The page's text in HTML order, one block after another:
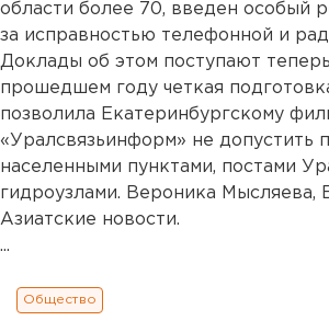
области более 70, введен особый
за исправностью телефонной и
Доклады об этом поступают
прошедшем году четкая
позволила Екатеринбургскому
«Уралсвязьинформ» не допустить
населенными пунктами, постами
гидроузлами. Вероника Мысляева,
Азиатские новости.
...
Общество